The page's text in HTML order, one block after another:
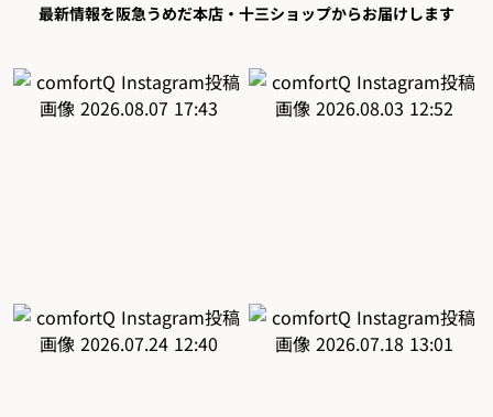
最新情報を阪急うめだ本店・十三ショップからお届けします